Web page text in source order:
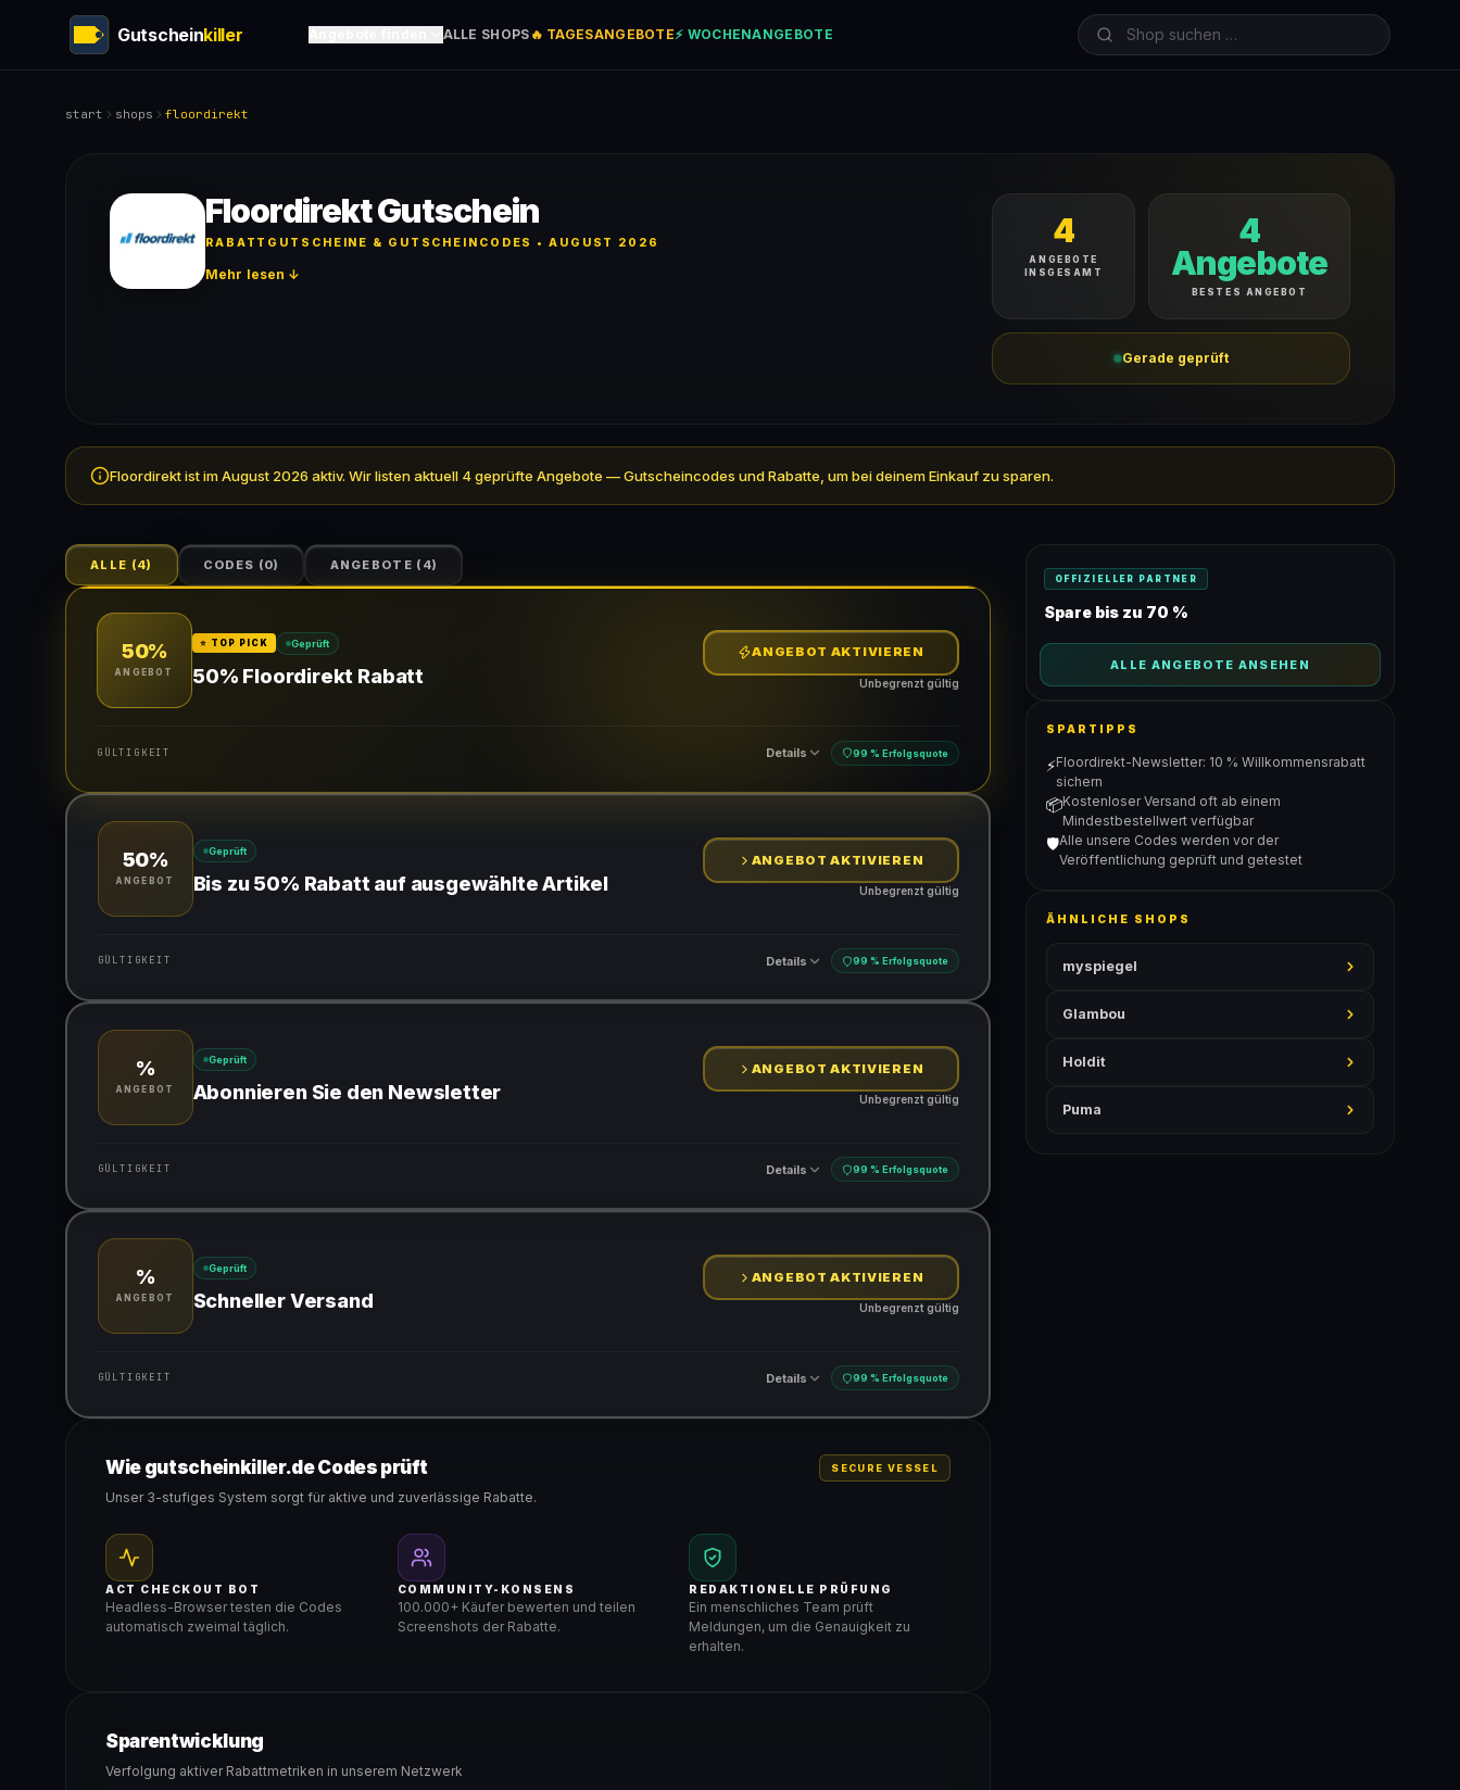
Gutscheinkiller ALLE SHOPS 🔥 TAGESANGEBOTE⚡ WOCHENANGEBOTE
start shops floordirekt
Floordirekt Gutschein
RABATTGUTSCHEINE & GUTSCHEINCODES • AUGUST 2026
Mehr lesen ↓
4
ANGEBOTE
INSGESAMT
4
Angebote
BESTES ANGEBOT
Gerade geprüft
Floordirekt ist im August 2026 aktiv. Wir listen aktuell 4 geprüfte Angebote — Gutscheincodes und Rabatte, um bei deinem Einkauf zu sparen.
ALLE (4) CODES (0) ANGEBOTE ( 4)
50%
ANGEBOT
⭐ TOP PICK Geprüft
50% Floordirekt Rabatt
ANGEBOT AKTIVIEREN
Unbegrenzt gültig
GÜLTIGKEIT Details 99 % Erfolgsquote
Gültig für teilnehmende Produkte
50%
ANGEBOT
Geprüft
Bis zu 50% Rabatt auf ausgewählte Artikel
ANGEBOT AKTIVIEREN
Unbegrenzt gültig
GÜLTIGKEIT Details 99 % Erfolgsquote
Gültig für teilnehmende Produkte
%
ANGEBOT
Geprüft
Abonnieren Sie den Newsletter
ANGEBOT AKTIVIEREN
Unbegrenzt gültig
GÜLTIGKEIT Details 99 % Erfolgsquote
Gültig für teilnehmende Produkte
%
ANGEBOT
Geprüft
Schneller Versand
ANGEBOT AKTIVIEREN
Unbegrenzt gültig
GÜLTIGKEIT Details 99 % Erfolgsquote
Gültig für teilnehmende Produkte
Wie gutscheinkiller.de Codes prüft
Unser 3-stufiges System sorgt für aktive und zuverlässige Rabatte.
SECURE VESSEL
ACT CHECKOUT BOT
Headless-Browser testen die Codes
automatisch zweimal täglich.
COMMUNITY-KONSENS
100.000+ Käufer bewerten und teilen
Screenshots der Rabatte.
REDAKTIONELLE PRÜFUNG
Ein menschliches Team prüft
Meldungen, um die Genauigkeit zu
erhalten.
Sparentwicklung
Verfolgung aktiver Rabattmetriken in unserem Netzwerk
OFFIZIELLER PARTNER
Spare bis zu 70 %
ALLE ANGEBOTE ANSEHEN
SPARTIPPS
⚡Floordirekt-Newsletter: 10 % Willkommensrabatt
sichern
📦Kostenloser Versand oft ab einem
Mindestbestellwert verfügbar
🛡️Alle unsere Codes werden vor der
Veröffentlichung geprüft und getestet
ÄHNLICHE SHOPS
myspiegel
Glambou
Holdit
Puma